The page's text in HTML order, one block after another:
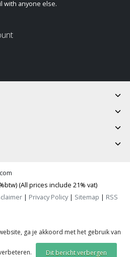
with anyone else.
(All prices include 21% vat)
| Privacy Policy| Sitemap | RSS
ga je akkoord met het gebruik van
Dit bericht verbergen